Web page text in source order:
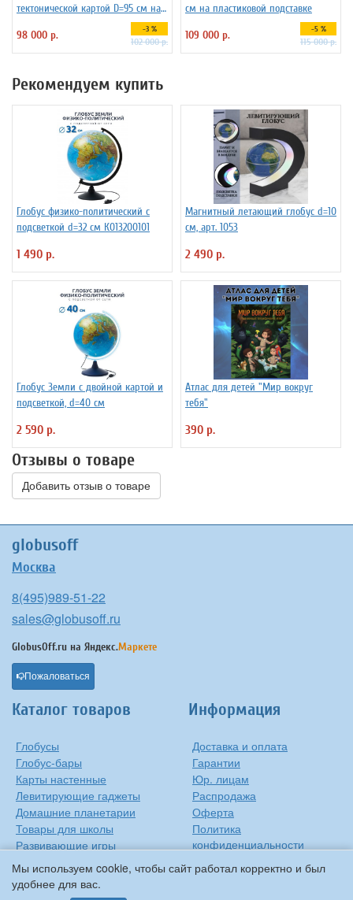
Мы используем cookie, чтобы сайт работал корректно и был
удобнее для вас.
тектонической картой D=95 см на
98 000 р. -3 %
102 000 р.
см на пластиковой подставке
109 000 р.
-5 %
115 000 р.
Рекомендуем купить
Глобус физико-политический с
подсветкой d=32 см К013200101
1 490 р.
Магнитный летающий глобус d=10
см, арт. 1053
2 490 р.
Глобус Земли с двойной картой и
подсветкой, d=40 см
2 590 р.
Атлас для детей "Мир вокруг
тебя"
390 р.
Отзывы о товаре
Добавить отзыв о товаре
globusoff
Москва
8(495)989-51-22
sales@globusoff.ru
GlobusOff.ru на Яндекс.Маркете
Пожаловаться
Каталог товаров
Глобусы
Глобус-бары
Карты настенные
Левитирующие гаджеты
Домашние планетарии
Товары для школы
Развивающие игры
Оригинальные игрушки
Подарки на Новый Год
Прочее
Информация
Доставка и оплата
Гарантии
Юр. лицам
Распродажа
Оферта
Политика
конфиденциальности
Контакты
О компании